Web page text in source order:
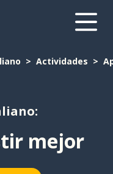
Actividades
mejor